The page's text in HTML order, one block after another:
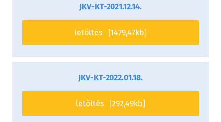
JKV-KT-2021.12.14.
letöltés [1479,47kb]
JKV-KT-2022.01.18.
letöltés [292,49kb]